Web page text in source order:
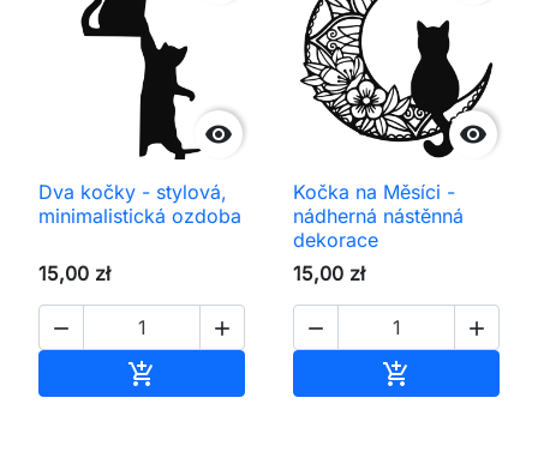

Dva kočky - stylová,
minimalistická ozdoba
15,00 zł
 


Kočka na Měsíci -
nádherná nástěnná
dekorace
15,00 zł
 
